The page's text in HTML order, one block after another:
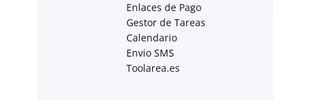
Enlaces de Pago
Gestor de Tareas
Calendario
Envio SMS
Toolarea.es